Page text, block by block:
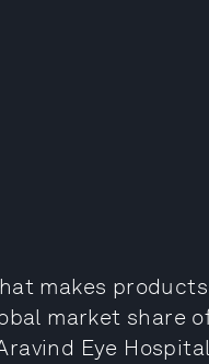
makes
market share of
Eye